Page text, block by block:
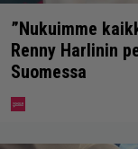
”Nukuimme
Renny Harlinin
Suomessa